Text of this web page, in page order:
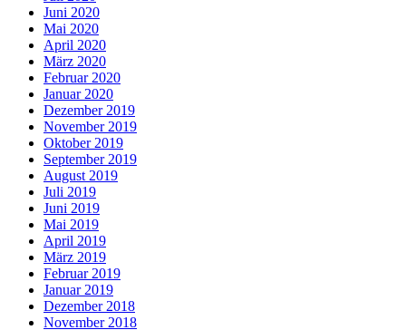
Juni 2020
Mai 2020
April 2020
März 2020
Februar 2020
Januar 2020
Dezember 2019
November 2019
Oktober 2019
September 2019
August 2019
Juli 2019
Juni 2019
Mai 2019
April 2019
März 2019
Februar 2019
Januar 2019
Dezember 2018
November 2018